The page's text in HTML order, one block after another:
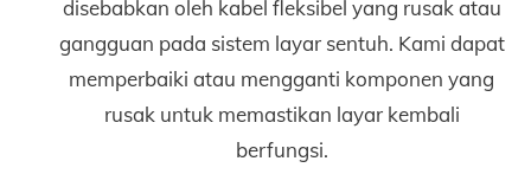
disebabkan oleh kabel fleksibel yang rusak atau
gangguan pada sistem layar sentuh. Kami dapat
memperbaiki atau mengganti komponen yang
rusak untuk memastikan layar kembali
berfungsi.